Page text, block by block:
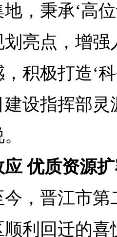
，秉承‘高
亮点，增
积极打造‘
设指挥部
应 优质资源
今，晋江市
利回迁的喜